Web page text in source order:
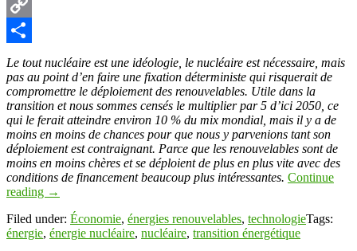
Pinterest
Copy
Link
Partager
Le tout nucléaire est une idéologie, le nucléaire est nécessaire, mais
pas au point d’en faire une fixation déterministe qui risquerait de
compromettre le déploiement des renouvelables. Utile dans la
transition et nous sommes censés le multiplier par 5 d’ici 2050, ce
qui le ferait atteindre environ 10 % du mix mondial, mais il y a de
moins en moins de chances pour que nous y parvenions tant son
déploiement est contraignant. Parce que les renouvelables sont de
moins en moins chères et se déploient de plus en plus vite avec des
conditions de financement beaucoup plus intéressantes. Continue
reading →
Filed under: Économie, énergies renouvelables, technologieTags:
énergie, énergie nucléaire, nucléaire, transition énergétique